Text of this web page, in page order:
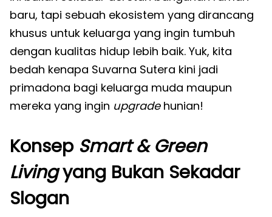
baru, tapi sebuah ekosistem yang dirancang
khusus untuk keluarga yang ingin tumbuh
dengan kualitas hidup lebih baik. Yuk, kita
bedah kenapa Suvarna Sutera kini jadi
primadona bagi keluarga muda maupun
mereka yang ingin upgradehunian!
Konsep Smart & Green
Livingyang Bukan Sekadar
Slogan